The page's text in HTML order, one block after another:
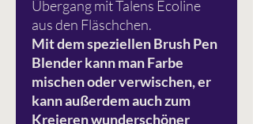
Übergang mit Talens Ecoline
aus den Fläschchen.
Mit dem speziellen Brush Pen
Blender kann man Farbe
mischen oder verwischen, er
kann außerdem auch zum
Kreieren wunderschöner